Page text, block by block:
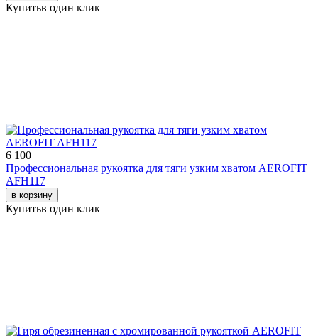
Купитьв один клик
6 100
Профессиональная рукоятка для тяги узким хватом AEROFIT
AFH117
в корзину
Купитьв один клик